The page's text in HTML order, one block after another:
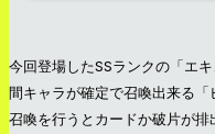
今回登場したSSランクの「エ
間キャラが確定で召喚出来る「
召喚を行うとカードか破片が